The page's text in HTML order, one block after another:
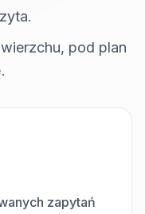
pod plan
zapytań